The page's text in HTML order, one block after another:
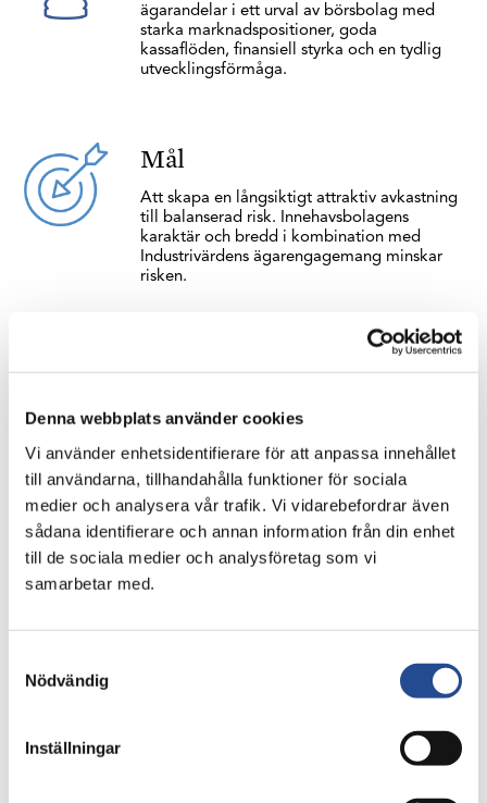
Denna webbplats använder cookies
Vi använder enhetsidentifierare för att anpassa innehållet
till användarna, tillhandahålla funktioner för sociala
medier och analysera vår trafik. Vi vidarebefordrar även
sådana identifierare och annan information från din enhet
till de sociala medier och analysföretag som vi
samarbetar med.
Nödvändig
Inställningar
ägarandelar i ett urval av börsbolag med
starka marknadspositioner, goda
kassaflöden, finansiell styrka och en tydlig
utvecklingsförmåga.
Mål
Att skapa en långsiktigt attraktiv avkastning
till balanserad risk. Innehavsbolagens
karaktär och bredd i kombination med
Industrivärdens ägarengagemang minskar
risken.
Förhållningssätt
hållbart sätt. Genom att vara en långsiktig,
aktiv ägare bidrar Industrivärden till en
hållbar utveckling i innehavsbolagen.
Erfarenhet av ägarengagemang
förvalta de aktiepantersom erhölls under 20­- och 30-­talets
utifrån rådande omvärlds­förutsättningar, tillvarata
möjligheter i företag med en god utvecklingspotential. Som
styrelsesammansättning och styrelsearbete som i direkt